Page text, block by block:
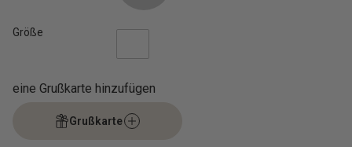
Größe
eine Grußkarte hinzufügen
Grußkarte